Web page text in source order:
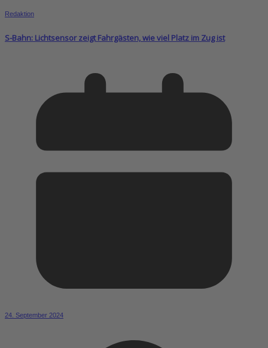
Redaktion
S-Bahn: Lichtsensor zeigt Fahrgästen, wie viel Platz im Zug ist
24. September 2024